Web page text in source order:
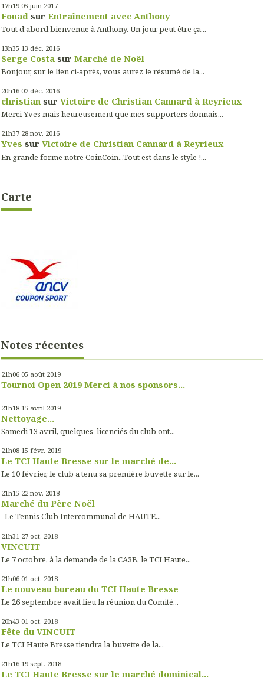
17h19 05 juin 2017
Fouad sur Entraînement avec Anthony
Tout d'abord bienvenue à Anthony. Un jour peut être ça...
13h35 13 déc. 2016
Serge Costa sur Marché de Noël
Bonjour, sur le lien ci-après, vous aurez le résumé de la...
20h16 02 déc. 2016
christian sur Victoire de Christian Cannard à Reyrieux
Merci Yves mais heureusement que mes supporters donnais...
21h37 28 nov. 2016
Yves sur Victoire de Christian Cannard à Reyrieux
En grande forme notre CoinCoin...Tout est dans le style !...
Carte
Notes récentes
21h06 05 août 2019
Tournoi Open 2019 Merci à nos sponsors...
21h18 15 avril 2019
Nettoyage...
Samedi 13 avril, quelques licenciés du club ont...
21h08 15 févr. 2019
Le TCI Haute Bresse sur le marché de...
Le 10 février, le club a tenu sa première buvette sur le...
21h15 22 nov. 2018
Marché du Père Noël
Le Tennis Club Intercommunal de HAUTE...
21h31 27 oct. 2018
VINCUIT
Le 7 octobre, à la demande de la CA3B, le TCI Haute...
21h06 01 oct. 2018
Le nouveau bureau du TCI Haute Bresse
Le 26 septembre avait lieu la réunion du Comité...
20h43 01 oct. 2018
Fête du VINCUIT
Le TCI Haute Bresse tiendra la buvette de la...
21h16 19 sept. 2018
Le TCI Haute Bresse sur le marché dominical...